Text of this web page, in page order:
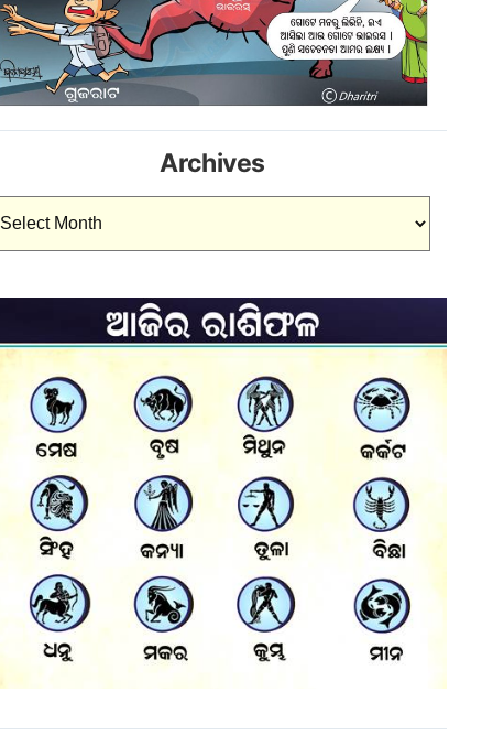
Archives
Archives